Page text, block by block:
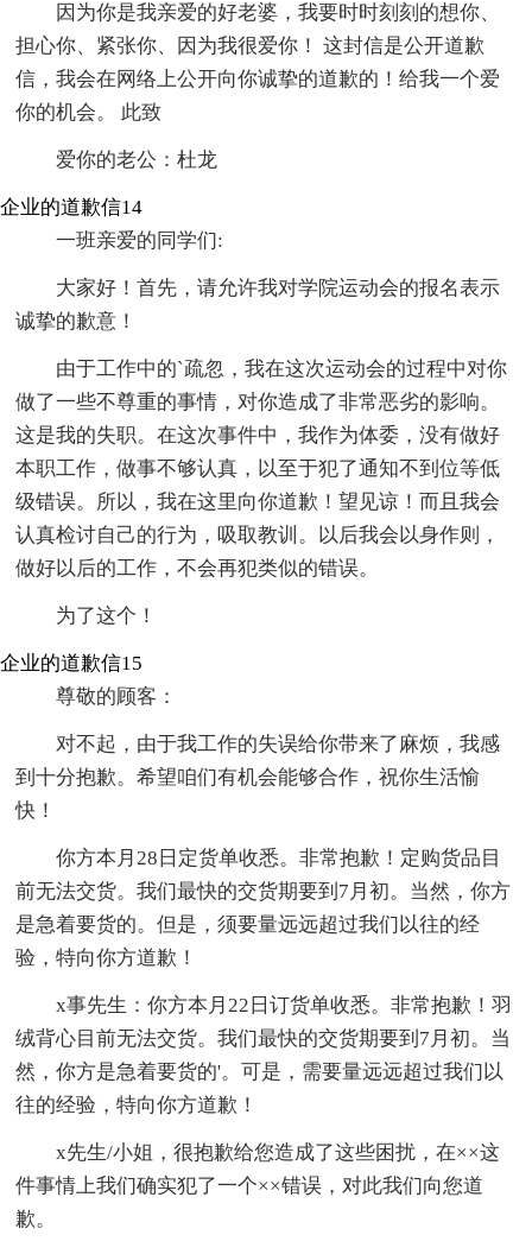
因为你是我亲爱的好老婆，我要时时刻刻的想你、
担心你、紧张你、因为我很爱你！ 这封信是公开道歉
信，我会在网络上公开向你诚挚的道歉的！给我一个爱
你的机会。 此致
爱你的老公：杜龙
企业的道歉信14
一班亲爱的同学们:
大家好！首先，请允许我对学院运动会的报名表示
诚挚的歉意！
由于工作中的`疏忽，我在这次运动会的过程中对你
做了一些不尊重的事情，对你造成了非常恶劣的影响。
这是我的失职。在这次事件中，我作为体委，没有做好
本职工作，做事不够认真，以至于犯了通知不到位等低
级错误。所以，我在这里向你道歉！望见谅！而且我会
认真检讨自己的行为，吸取教训。以后我会以身作则，
做好以后的工作，不会再犯类似的错误。
为了这个！
企业的道歉信15
尊敬的顾客：
对不起，由于我工作的失误给你带来了麻烦，我感
到十分抱歉。希望咱们有机会能够合作，祝你生活愉
快！
你方本月28日定货单收悉。非常抱歉！定购货品目
前无法交货。我们最快的交货期要到7月初。当然，你方
是急着要货的。但是，须要量远远超过我们以往的经
验，特向你方道歉！
x事先生：你方本月22日订货单收悉。非常抱歉！羽
绒背心目前无法交货。我们最快的交货期要到7月初。当
然，你方是急着要货的'。可是，需要量远远超过我们以
往的经验，特向你方道歉！
x先生/小姐，很抱歉给您造成了这些困扰，在××这
件事情上我们确实犯了一个××错误，对此我们向您道
歉。